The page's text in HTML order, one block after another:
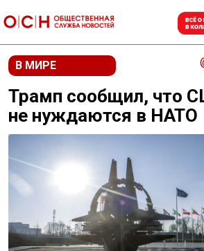
В МИРЕ
Трамп сообщил, что
не нуждаются в НАТО